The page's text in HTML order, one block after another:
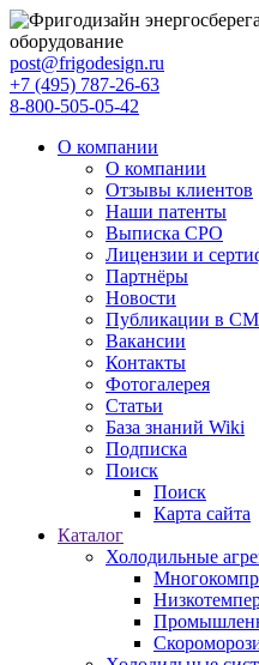
post@frigodesign.ru
+7 (495) 787-26-63
8-800-505-05-42
О компании
О компании
Отзывы клиентов
Наши патенты
Выписка СРО
Лицензии и
Партнёры
Новости
Публикации в
Вакансии
Контакты
Фотогалерея
Статьи
База знаний Wiki
Подписка
Поиск
Поиск
Карта сайта
Каталог
Холодильные